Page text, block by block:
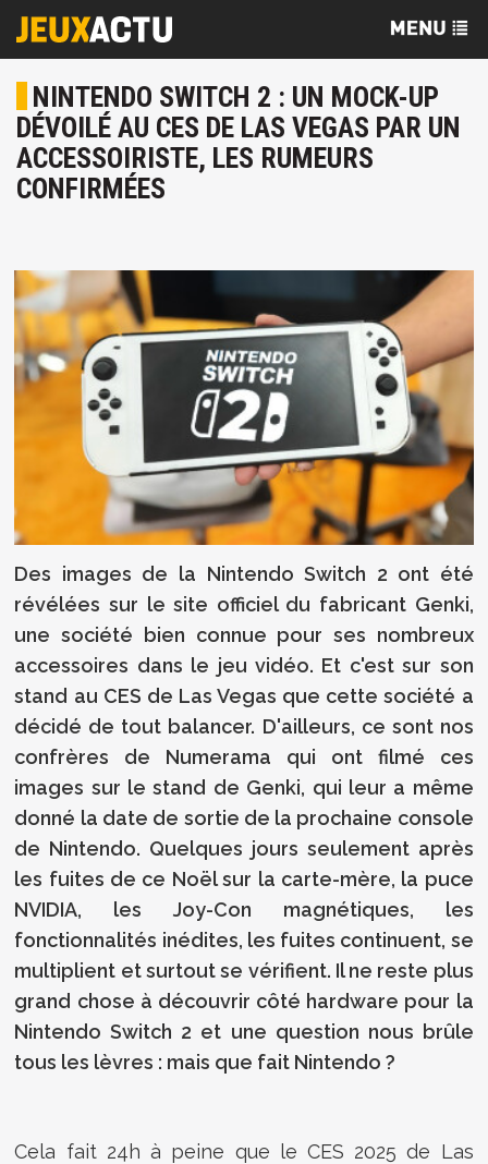
NINTENDO SWITCH 2 : UN MOCK-UP
DÉVOILÉ AU CES DE LAS VEGAS PAR UN
ACCESSOIRISTE, LES RUMEURS
CONFIRMÉES
Des images de la Nintendo Switch 2 ont été
révélées sur le site officiel du fabricant Genki,
une société bien connue pour ses nombreux
accessoires dans le jeu vidéo. Et c'est sur son
stand au CES de Las Vegas que cette société a
décidé de tout balancer. D'ailleurs, ce sont nos
confrères de Numerama qui ont filmé ces
images sur le stand de Genki, qui leur a même
donné la date de sortie de la prochaine console
de Nintendo. Quelques jours seulement après
les fuites de ce Noël sur la carte-mère, la puce
NVIDIA, les Joy-Con magnétiques, les
fonctionnalités inédites, les fuites continuent, se
multiplient et surtout se vérifient. Il ne reste plus
grand chose à découvrir côté hardware pour la
Nintendo Switch 2 et une question nous brûle
tous les lèvres : mais que fait Nintendo ?
Cela fait 24h à peine que le CES 2025 de Las